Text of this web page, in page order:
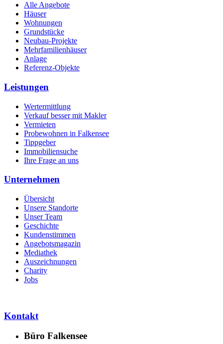
Alle Angebote
Häuser
Wohnungen
Grundstücke
Neubau-Projekte
Mehrfamilienhäuser
Anlage
Referenz-Objekte
Leistungen
Wertermittlung
Verkauf besser mit Makler
Vermieten
Probewohnen in Falkensee
Tippgeber
Immobiliensuche
Ihre Frage an uns
Unternehmen
Übersicht
Unsere Standorte
Unser Team
Geschichte
Kundenstimmen
Angebotsmagazin
Mediathek
Auszeichnungen
Charity
Jobs
Kontakt
Büro Falkensee